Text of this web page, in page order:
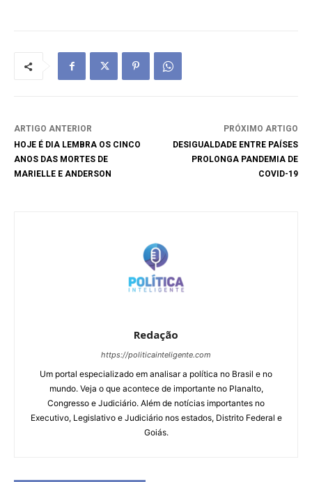
ARTIGO ANTERIOR
HOJE É DIA LEMBRA OS CINCO
ANOS DAS MORTES DE
MARIELLE E ANDERSON
PRÓXIMO ARTIGO
DESIGUALDADE ENTRE PAÍSES
PROLONGA PANDEMIA DE
COVID-19
Redação
https://politicainteligente.com
Um portal especializado em analisar a política no Brasil e no
mundo. Veja o que acontece de importante no Planalto,
Congresso e Judiciário. Além de notícias importantes no
Executivo, Legislativo e Judiciário nos estados, Distrito Federal e
Goiás.